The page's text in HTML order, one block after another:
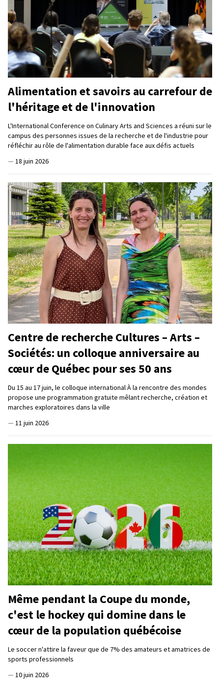
Alimentation et savoirs au carrefour de
l'héritage et de l'innovation
L'International Conference on Culinary Arts and Sciences a réuni sur le
campus des personnes issues de la recherche et de l'industrie pour
réfléchir au rôle de l'alimentation durable face aux défis actuels
— 18 juin 2026
Centre de recherche Cultures – Arts –
Sociétés: un colloque anniversaire au
cœur de Québec pour ses 50 ans
Du 15 au 17 juin, le colloque international À la rencontre des mondes
propose une programmation gratuite mêlant recherche, création et
marches exploratoires dans la ville
— 11 juin 2026
Même pendant la Coupe du monde,
c'est le hockey qui domine dans le
cœur de la population québécoise
Le soccer n'attire la faveur que de 7% des amateurs et amatrices de
sports professionnels
— 10 juin 2026